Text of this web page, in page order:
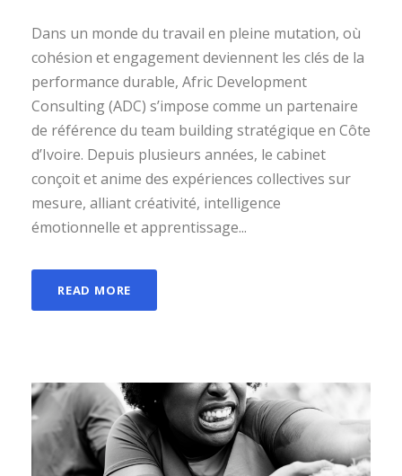
Dans un monde du travail en pleine mutation, où
cohésion et engagement deviennent les clés de la
performance durable, Afric Development
Consulting (ADC) s’impose comme un partenaire
de référence du team building stratégique en Côte
d’Ivoire. Depuis plusieurs années, le cabinet
conçoit et anime des expériences collectives sur
mesure, alliant créativité, intelligence
émotionnelle et apprentissage...
READ MORE